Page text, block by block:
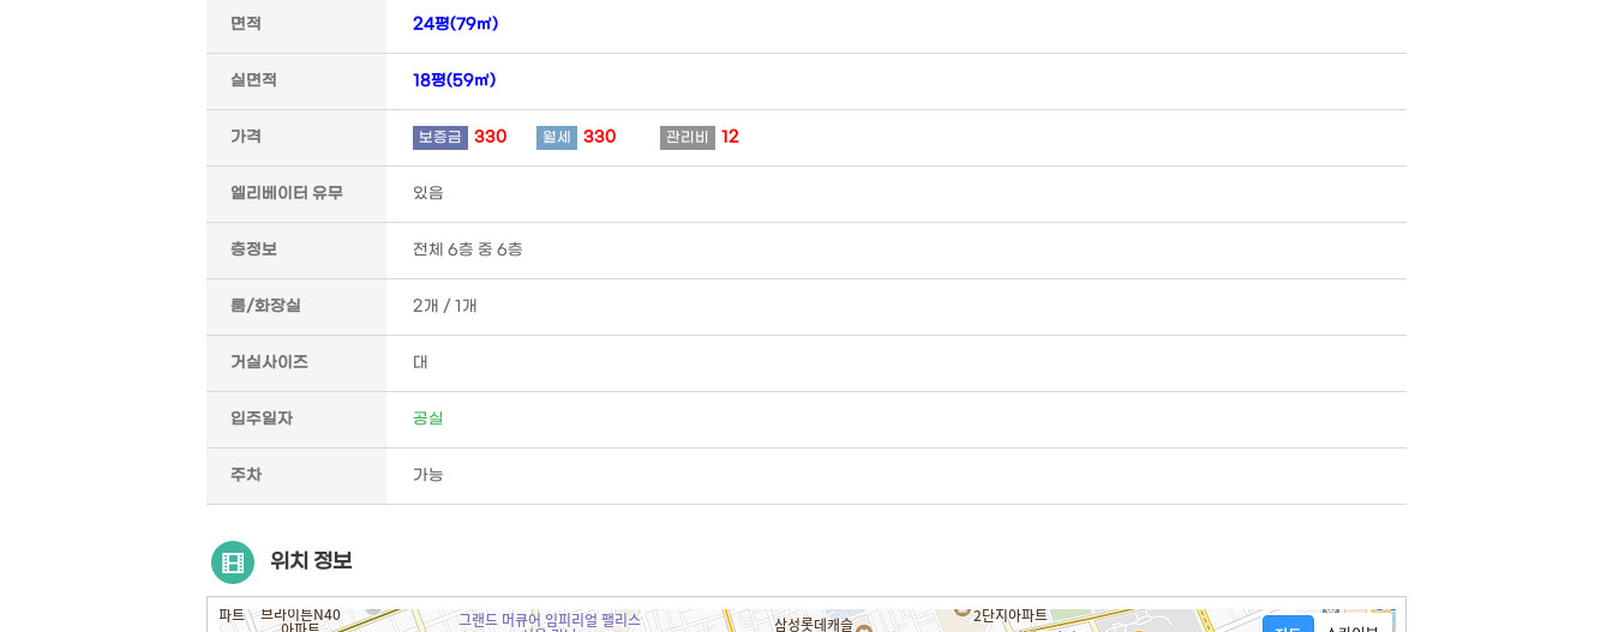
면적 24평(79㎡)
실면적 18평(59㎡)
가격 보증금 330 월세 330 관리비 12
엘리베이터 유무 있음
층정보 전체 6층 중 6층
룸/화장실 2개 / 1개
거실사이즈 대
입주일자 공실
주차 가능
위치 정보